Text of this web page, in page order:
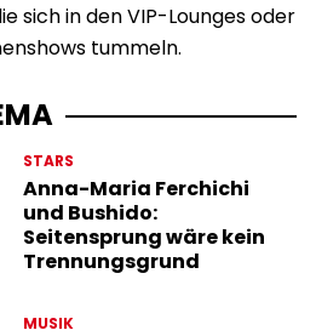
sich in den VIP-Lounges oder
tummeln.
STARS
Anna-Maria Ferchichi
und Bushido:
Seitensprung wäre kein
Trennungsgrund
MUSIK